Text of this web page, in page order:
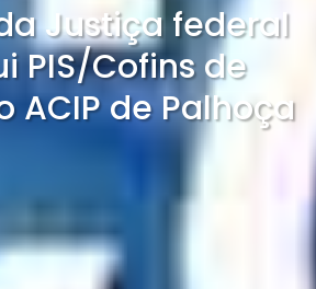
Justiça federal
PIS/Cofins de
ACIP de Palhoça